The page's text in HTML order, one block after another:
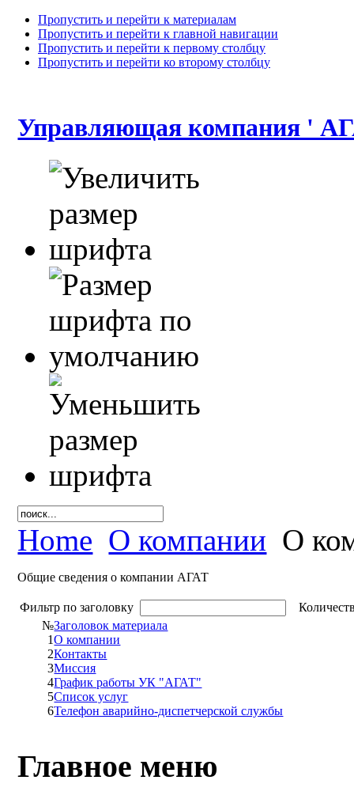
Пропустить и перейти к материалам
Пропустить и перейти к главной навигации
Пропустить и перейти к первому столбцу
Пропустить и перейти ко второму столбцу
Управляющая компания '
Home О компании О
Общие сведения о компании АГАТ
Фильтр по заголовку
№Заголовок материала
1О компании
2Контакты
3Миссия
4График работы УК "АГАТ"
5Список услуг
6Телефон аварийно-диспетчерской службы
Главное меню